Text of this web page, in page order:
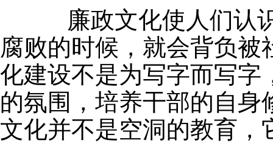
廉政文化使人们认识
腐败的时候，就会背负
化建设不是为写字而写字
的氛围，培养干部的自
文化并不是空洞的教育，